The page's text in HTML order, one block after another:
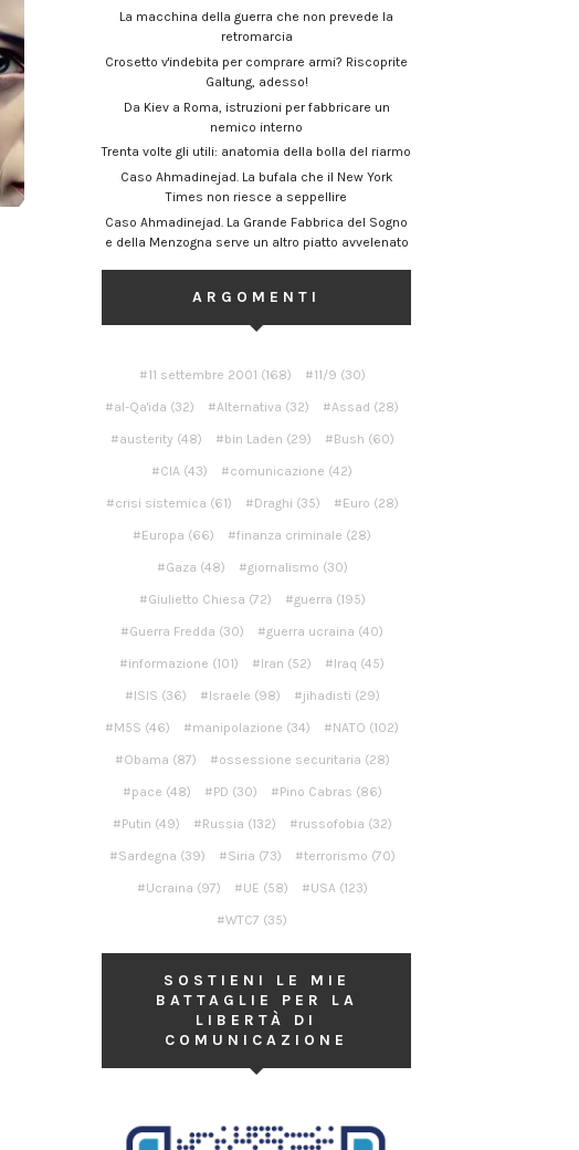
La macchina della guerra che non prevede la
retromarcia
Crosetto v'indebita per comprare armi? Riscoprite
Galtung, adesso!
Da Kiev a Roma, istruzioni per fabbricare un
nemico interno
Trenta volte gli utili: anatomia della bolla del riarmo
Caso Ahmadinejad. La bufala che il New York
Times non riesce a seppellire
Caso Ahmadinejad. La Grande Fabbrica del Sogno
e della Menzogna serve un altro piatto avvelenato
ARGOMENTI
11 settembre 2001 (168) 11/9 (30)
al-Qa'ida (32) Alternativa (32) Assad (28)
austerity (48) bin Laden (29) Bush (60)
CIA (43) comunicazione (42)
crisi sistemica (61) Draghi (35) Euro (28)
Europa (66) finanza criminale (28)
Gaza (48) giornalismo (30)
Giulietto Chiesa (72) guerra (195)
Guerra Fredda (30) guerra ucraina (40)
informazione (101) Iran (52) Iraq (45)
ISIS (36) Israele (98) jihadisti (29)
M5S (46) manipolazione (34) NATO (102)
Obama (87) ossessione securitaria (28)
pace (48) PD (30) Pino Cabras (86)
Putin (49) Russia (132) russofobia (32)
Sardegna (39) Siria (73) terrorismo (70)
Ucraina (97) UE (58) USA(123)
WTC7 (35)
SOSTIENI LE MIE
BATTAGLIE PER LA
LIBERTÀ DI
COMUNICAZIONE